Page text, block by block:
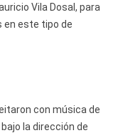
Vila Dosal, para
en este tipo de
con música de
la dirección de